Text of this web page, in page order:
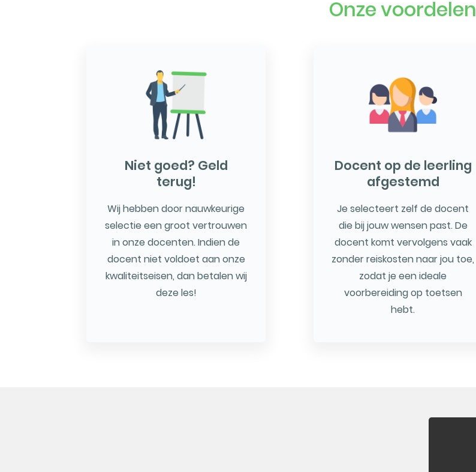
Onze voordelen
Niet goed? Geld
terug!
Wij hebben door nauwkeurige
selectie een groot vertrouwen
in onze docenten. Indien de
docent niet voldoet aan onze
kwaliteitseisen, dan betalen wij
deze les!
Docent op de leerling
afgestemd
Je selecteert zelf de docent
die bij jouw wensen past. De
docent komt vervolgens vaak
zonder reiskosten naar jou toe,
zodat je een ideale
voorbereiding op toetsen
hebt.